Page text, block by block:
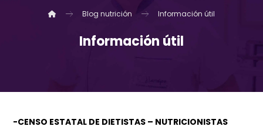
Blog nutrición Información útil
Información útil
-CENSO ESTATAL DE DIETISTAS – NUTRICIONISTAS